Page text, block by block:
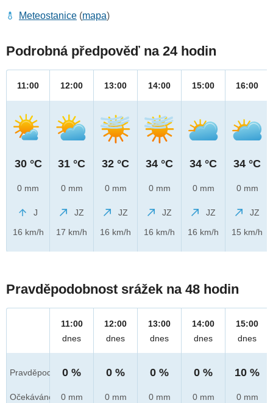
Meteostanice (mapa)
Podrobná předpověď na 24 hodin
11:00
30 °C
0 mm
J
16 km/h
12:00
31 °C
0 mm
JZ
17 km/h
13:00
32 °C
0 mm
JZ
16 km/h
14:00
34 °C
0 mm
JZ
16 km/h
15:00
34 °C
0 mm
JZ
16 km/h
16:00
34 °C
0 mm
JZ
15 km/h
Pravděpodobnost srážek na 48 hodin
Pravděpod.
Očekáváno
11:00
dnes
0 %
0 mm
12:00
dnes
0 %
0 mm
13:00
dnes
0 %
0 mm
14:00
dnes
0 %
0 mm
15:00
dnes
10 %
0 mm